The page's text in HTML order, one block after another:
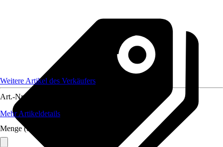
Weitere Artikel des Verkäufers
Art.-Nr.
Mehr Artikeldetails
Menge (ST)